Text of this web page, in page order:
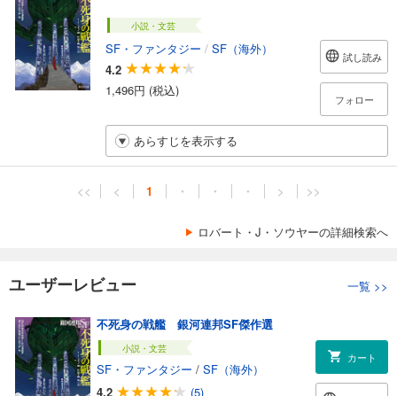
小説・文芸
SF・ファンタジー / SF（海外）
4.2
1,496円 (税込)
試し読み
フォロー
あらすじを表示する
<< < 1 ・ ・ ・ > >>
ロバート・J・ソウヤーの詳細検索へ
ユーザーレビュー 一覧 >>
不死身の戦艦 銀河連邦SF傑作選
小説・文芸
SF・ファンタジー / SF（海外）
4.2
(5)
カート